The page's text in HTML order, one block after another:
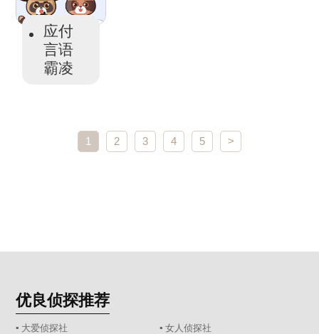
应付
言语
霸凌
1 2 3 4 5 >
优良侦探推荐
▪ 大爱侦探社
▪ 女人侦探社